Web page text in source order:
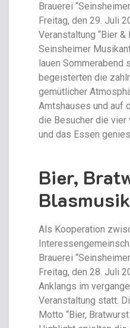
Brauerei
Freitag, den 29. Juli
Veranstaltung “Bier
Seinsheimer
lauen Sommerabend
begeisterten die
gemütlicher
Amtshauses und auf
die Besucher die vier
und das Essen
Bier,
Blasmusik
Als Kooperation
Brauerei
Freitag, den 28. Juli
Anklangs im
Veranstaltung statt.
Motto “Bier,